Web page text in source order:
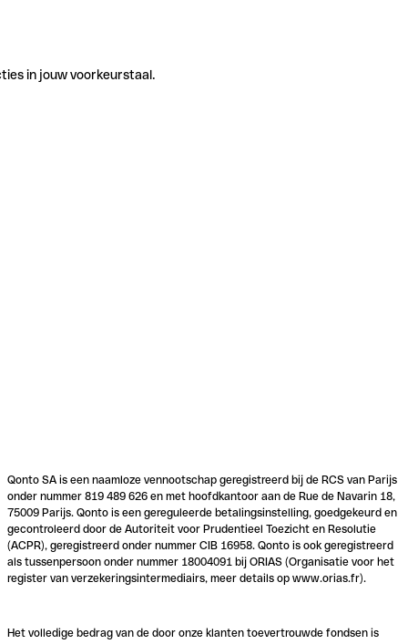
in jouw voorkeurstaal.
Qonto SA is een naamloze vennootschap geregistreerd bij de RCS van Parijs
onder nummer 819 489 626 en met hoofdkantoor aan de Rue de Navarin 18,
75009 Parijs. Qonto is een gereguleerde betalingsinstelling, goedgekeurd en
gecontroleerd door de Autoriteit voor Prudentieel Toezicht en Resolutie
(ACPR), geregistreerd onder nummer CIB 16958. Qonto is ook geregistreerd
als tussenpersoon onder nummer 18004091 bij ORIAS (Organisatie voor het
register van verzekeringsintermediairs, meer details op www.orias.fr).
Het volledige bedrag van de door onze klanten toevertrouwde fondsen is